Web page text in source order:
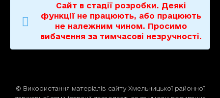
Сайт в стадії розробки. Деякі
функції не працюють, або працюють
не належним чином. Просимо
вибачення за тимчасові незручності.
© Використання матерiалiв сайту Хмельницької районної